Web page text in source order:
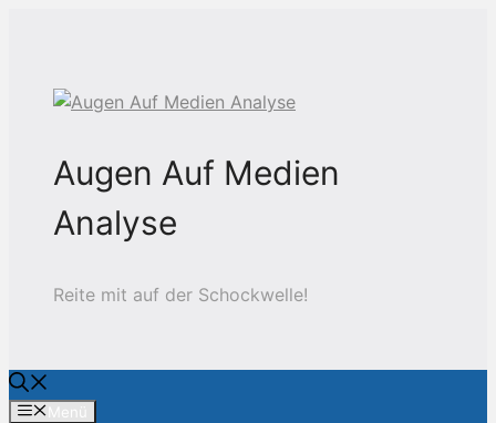
Augen Auf Medien
Analyse
Reite mit auf der Schockwelle!
Menü